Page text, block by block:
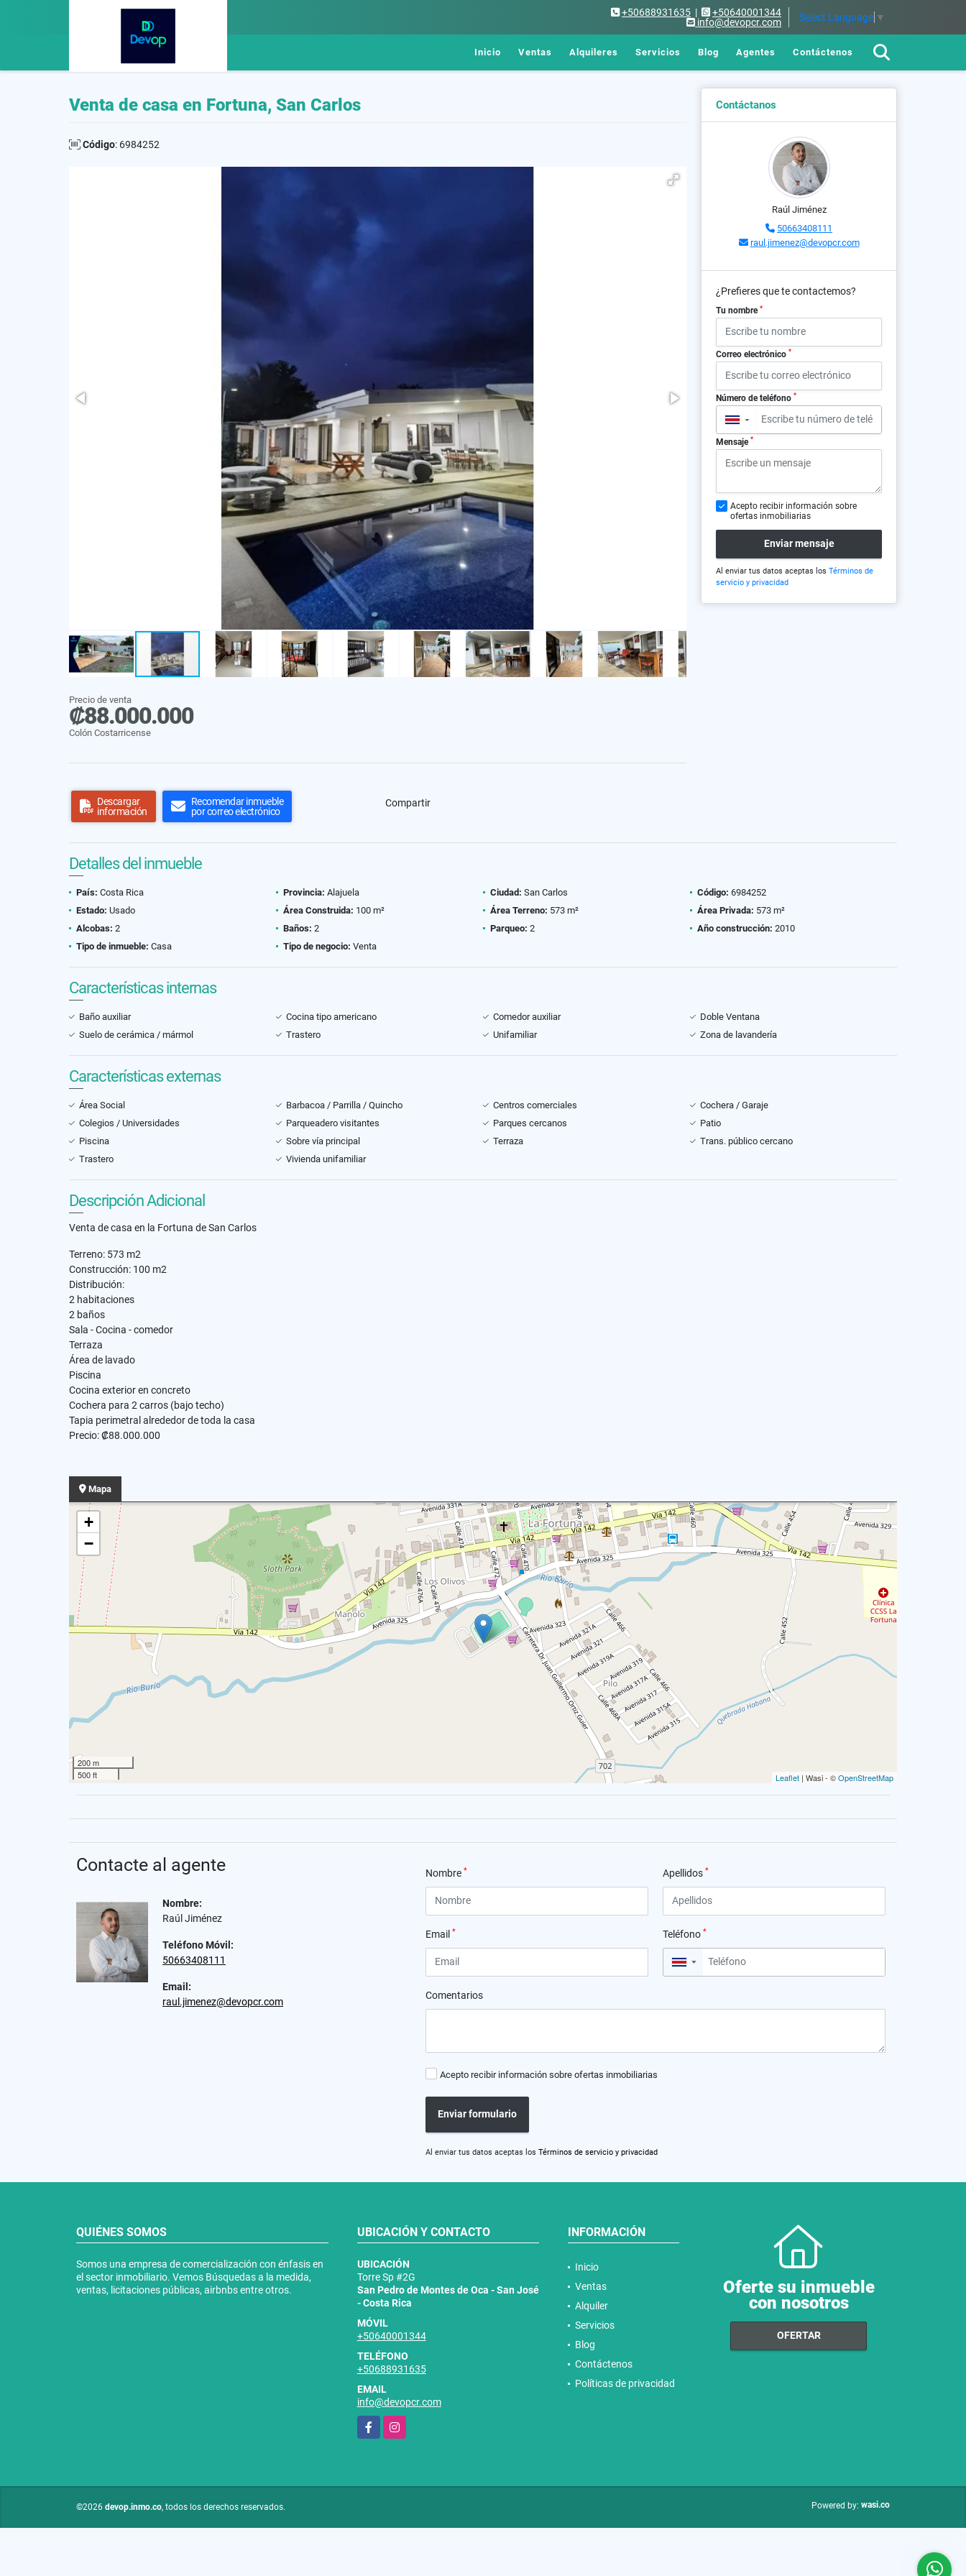
+50688931635 |
+50640001344
info@devopcr.com
Select Language ▼
Inicio Ventas Alquileres Servicios Blog Agentes Contáctenos
Venta de casa en Fortuna, San Carlos
Código: 6984252
Precio de venta
₡88.000.000
Colón Costarricense
Descargar
información
Recomendar inmueble
por correo electrónico
Compartir
Contáctanos
Raúl Jiménez
50663408111
raul.jimenez@devopcr.com
¿Prefieres que te contactemos?
Tu nombre *
Correo electrónico *
Número de teléfono *
▼
Mensaje *
Acepto recibir información sobre
ofertas inmobiliarias
Enviar mensaje
Al enviar tus datos aceptas los Términos de
servicio y privacidad
Detalles del inmueble
País: Costa Rica Provincia: Alajuela Ciudad: San Carlos Código: 6984252
Estado: Usado Área Construida: 100 m² Área Terreno: 573 m² Área Privada: 573 m²
Alcobas: 2 Baños: 2 Parqueo: 2 Año construcción: 2010
Tipo de inmueble: Casa Tipo de negocio: Venta
Características internas
Baño auxiliar Cocina tipo americano Comedor auxiliar
Doble Ventana
Suelo de cerámica / mármol
Trastero Unifamiliar Zona de lavandería
Características externas
Área Social Barbacoa / Parrilla / Quincho Centros comerciales
Cochera / Garaje
Colegios / Universidades
Parqueadero visitantes Parques cercanos
Patio
Piscina
Sobre vía principal Terraza
Trans. público cercano
Trastero
Vivienda unifamiliar
Descripción Adicional
Venta de casa en la Fortuna de San Carlos
Terreno: 573 m2
Construcción: 100 m2
Distribución:
2 habitaciones
2 baños
Sala - Cocina - comedor
Terraza
Área de lavado
Piscina
Cocina exterior en concreto
Cochera para 2 carros (bajo techo)
Tapia perimetral alrededor de toda la casa
Precio: ₡88.000.000
Mapa
+
−
200 m
500 ft
Leaflet | Wasi - ©OpenStreetMap
Contacte al agente
Nombre:
Raúl Jiménez
Teléfono Móvil:
50663408111
Email:
raul.jimenez@devopcr.com
Nombre * Apellidos *
Email * Teléfono *
▼
Comentarios
Acepto recibir información sobre ofertas inmobiliarias
Enviar formulario
Al enviar tus datos aceptas los Términos de servicio y privacidad
QUIÉNES SOMOS
Somos una empresa de comercialización con énfasis en
el sector inmobiliario. Vemos Búsquedas a la medida,
ventas, licitaciones públicas, airbnbs entre otros.
UBICACIÓN Y CONTACTO
UBICACIÓN
Torre Sp #2G
San Pedro de Montes de Oca - San José
- Costa Rica
MÓVIL
+50640001344
TELÉFONO
+50688931635
EMAIL
info@devopcr.com
FacebookInstagram
INFORMACIÓN
Inicio
Ventas
Alquiler
Servicios
Blog
Contáctenos
Políticas de privacidad
Oferte su inmueble
con nosotros
OFERTAR
©2026 devop.inmo.co, todos los derechos reservados. Powered by: wasi.co